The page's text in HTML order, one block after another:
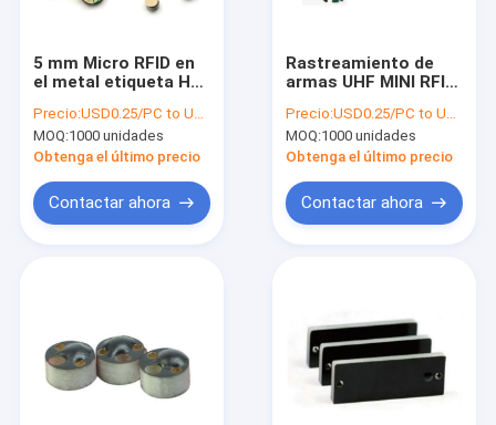
5 mm Micro RFID en
el metal etiqueta H9
Precio:USD0.25/PC to USD0.5/PC
MOQ:1000 unidades
Obtenga el último precio
Contactar ahora
Rastreamiento de
armas UHF MINI RFID
3x6x3mm IP68
Precio:USD0.25/PC to USD0.5/PC
MOQ:1000 unidades
Obtenga el último precio
Contactar ahora